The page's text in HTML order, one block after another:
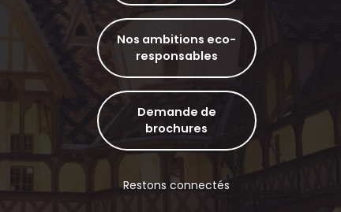
Nos ambitions eco-
responsables
Demande de
brochures
Restons connectés